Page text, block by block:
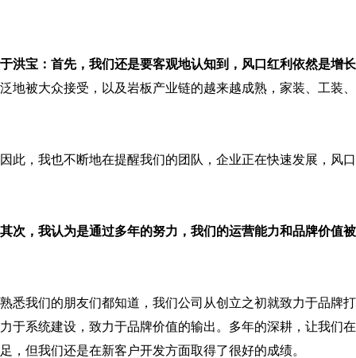
于洪宝： 首先，我们还是要客观地认知到，风口红利依然是增
泛地被大众接受，以及岩板产业链的越来越成熟，家装、工装
因此，我也不断地在提醒我们的团队，企业正在快速发展，风
其次，我认为是通过多年的努力，我们的运营能力和品牌价值
熟悉我们的朋友们都知道，我们公司从创立之初就致力于品牌
力于系统建设，致力于品牌价值的输出。多年的深耕，让我们
足，但我们还是在新客户开发方面取得了很好的成绩。